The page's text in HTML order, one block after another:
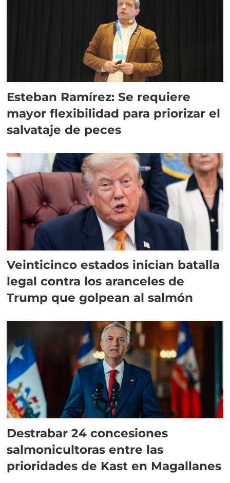
Esteban Ramírez: Se requiere
mayor flexibilidad para priorizar el
salvataje de peces
Veinticinco estados inician batalla
legal contra los aranceles de
Trump que golpean al salmón
Destrabar 24 concesiones
salmonicultoras entre las
prioridades de Kast en Magallanes